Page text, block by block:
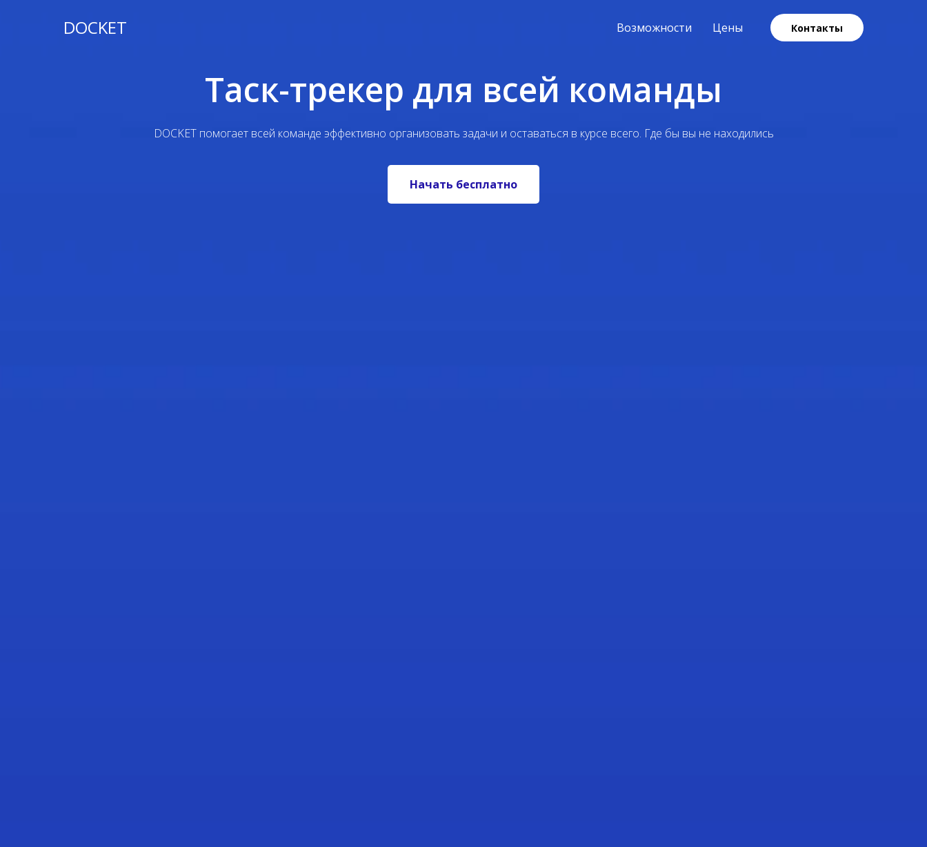
DOCKET Возможности Цены Контакты
Таск-трекер для всей команды
DOCKET помогает всей команде эффективно организовать задачи и оставаться в курсе всего. Где бы вы не находились
Начать бесплатно